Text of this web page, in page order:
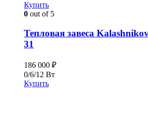
Купить
0 out of 5
Тепловая завеса
31
186 000 ₽
0/6/12 Вт
Купить